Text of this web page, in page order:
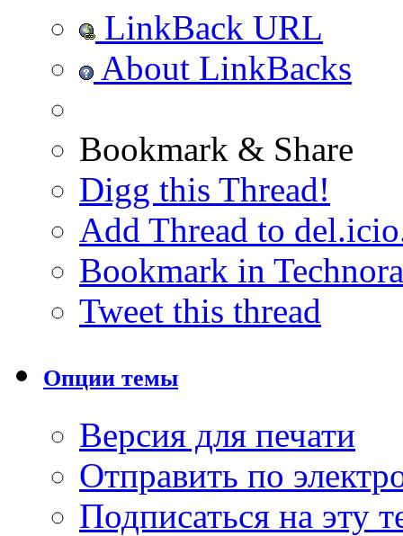
LinkBack URL
About LinkBacks
Bookmark & Share
Digg this Thread!
Add Thread to
Bookmark in
Tweet this thread
Опции темы
Версия для печати
Отправить по
Подписаться на эту